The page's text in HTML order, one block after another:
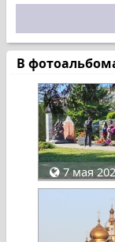
В
7 мая